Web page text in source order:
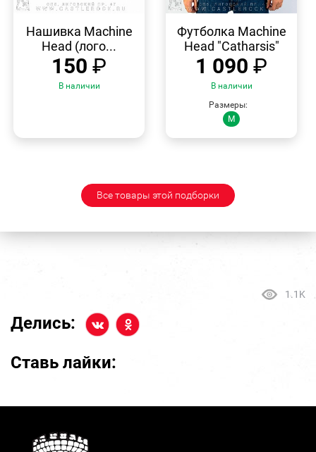
ПРОСМОТР
Нашивка Machine
Head (лого...
150 ₽
В наличии
ПРОСМОТР
Футболка Machine
Head "Catharsis"
1 090 ₽
В наличии
Размеры:
M
Все товары этой подборки
1.1K
Делись:
Ставь лайки: